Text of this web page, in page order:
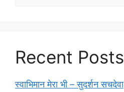
Recent Posts
स्वाभिमान मेरा भी – सुदर्शन सचदेवा